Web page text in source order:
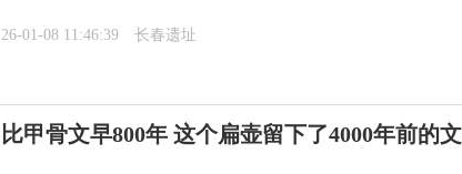
26-01-08 11:46:39 长春遗址
比甲骨文早800年 这个扁壶留下了4000年前的